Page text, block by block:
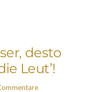
desto
Leut’!